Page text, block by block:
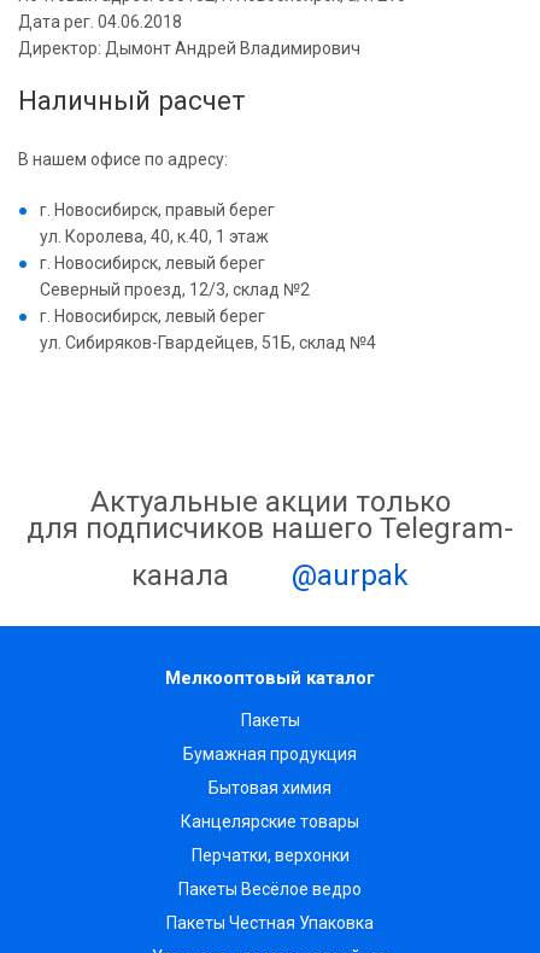
Дата рег. 04.06.2018
Директор: Дымонт Андрей Владимирович
Наличный расчет
В нашем офисе по адресу:
г. Новосибирск, правый берег
ул. Королева, 40, к.40, 1 этаж
г. Новосибирск, левый берег
Северный проезд, 12/3, склад №2
г. Новосибирск, левый берег
ул. Cибиряков-Гвардейцев, 51Б, склад №4
Актуальные акции только
для подписчиков нашего Telegram-
канала
@aurpak
Мелкооптовый каталог
Пакеты
Бумажная продукция
Бытовая химия
Канцелярские товары
Перчатки, верхонки
Пакеты Весёлое ведро
Пакеты Честная Упаковка